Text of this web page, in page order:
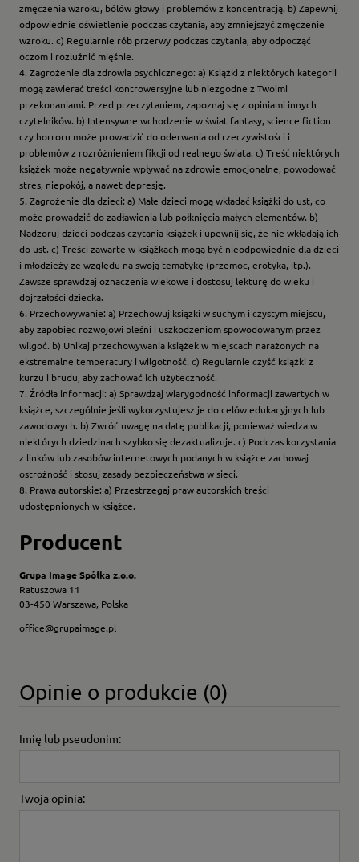
zmęczenia wzroku, bólów głowy i problemów z koncentracją. b) Zapewnij
odpowiednie oświetlenie podczas czytania, aby zmniejszyć zmęczenie
wzroku. c) Regularnie rób przerwy podczas czytania, aby odpocząć
oczom i rozluźnić mięśnie.
4. Zagrożenie dla zdrowia psychicznego: a) Książki z niektórych kategorii
mogą zawierać treści kontrowersyjne lub niezgodne z Twoimi
przekonaniami. Przed przeczytaniem, zapoznaj się z opiniami innych
czytelników. b) Intensywne wchodzenie w świat fantasy, science fiction
czy horroru może prowadzić do oderwania od rzeczywistości i
problemów z rozróżnieniem fikcji od realnego świata. c) Treść niektórych
książek może negatywnie wpływać na zdrowie emocjonalne, powodować
stres, niepokój, a nawet depresję.
5. Zagrożenie dla dzieci: a) Małe dzieci mogą wkładać książki do ust, co
może prowadzić do zadławienia lub połknięcia małych elementów. b)
Nadzoruj dzieci podczas czytania książek i upewnij się, że nie wkładają ich
do ust. c) Treści zawarte w książkach mogą być nieodpowiednie dla dzieci
i młodzieży ze względu na swoją tematykę (przemoc, erotyka, itp.).
Zawsze sprawdzaj oznaczenia wiekowe i dostosuj lekturę do wieku i
dojrzałości dziecka.
6. Przechowywanie: a) Przechowuj książki w suchym i czystym miejscu,
aby zapobiec rozwojowi pleśni i uszkodzeniom spowodowanym przez
wilgoć. b) Unikaj przechowywania książek w miejscach narażonych na
ekstremalne temperatury i wilgotność. c) Regularnie czyść książki z
kurzu i brudu, aby zachować ich użyteczność.
7. Źródła informacji: a) Sprawdzaj wiarygodność informacji zawartych w
książce, szczególnie jeśli wykorzystujesz je do celów edukacyjnych lub
zawodowych. b) Zwróć uwagę na datę publikacji, ponieważ wiedza w
niektórych dziedzinach szybko się dezaktualizuje. c) Podczas korzystania
z linków lub zasobów internetowych podanych w książce zachowaj
ostrożność i stosuj zasady bezpieczeństwa w sieci.
8. Prawa autorskie: a) Przestrzegaj praw autorskich treści
udostępnionych w książce.
Producent
Grupa Image Spółka z.o.o.
Ratuszowa 11
03-450 Warszawa, Polska
office@grupaimage.pl
Opinie o produkcie (0)
Imię lub pseudonim:
Twoja opinia: